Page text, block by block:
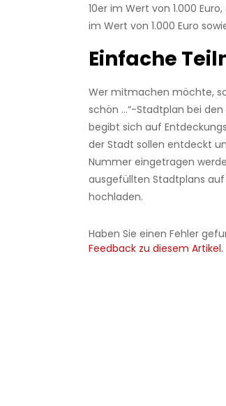
10er im Wert von 1.000
im Wert von 1.000 Euro
Einfache
Wer mitmachen möchte,
schön …“-Stadtplan bei
begibt sich auf
der Stadt sollen entdeckt
Nummer eingetragen
ausgefüllten Stadtplans auf
hochladen.
Haben Sie einen Fehler
Feedback zu diesem Artikel.